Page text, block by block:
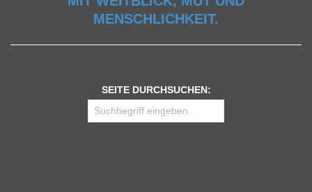
MENSCHLICHKEIT.
SEITE DURCHSUCHEN: